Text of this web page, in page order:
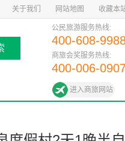
关于我们 网站地图 收藏本
公民旅游服务热线:
400-608-
商旅会奖服务热线:
400-006-
进入商旅网站